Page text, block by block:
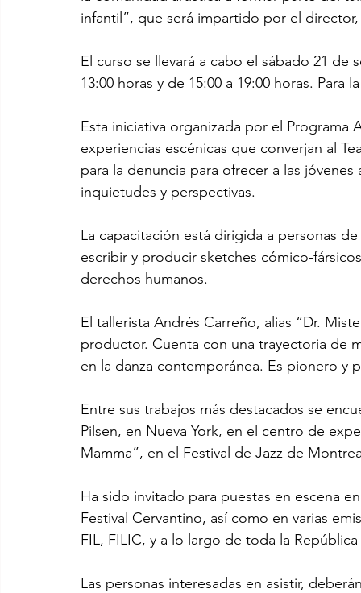
infantil”, que será impartido por el
El curso se llevará a cabo el sábado 21 de
13:00 horas y de 15:00 a 19:00 horas.
Esta iniciativa organizada por el Programa
experiencias escénicas que converjan al
para la denuncia para ofrecer a las
inquietudes y perspectivas.
La capacitación está dirigida a personas
escribir y producir sketches cómico-
derechos humanos.
El tallerista Andrés Carreño, alias “Dr.
productor. Cuenta con una trayectoria de
en la danza contemporánea. Es pionero y
Entre sus trabajos más destacados se
Pilsen, en Nueva York, en el centro de
Mamma”, en el Festival de Jazz de
Ha sido invitado para puestas en escena
Festival Cervantino, así como en varias
FIL, FILIC, y a lo largo de toda la
Las personas interesadas en asistir,